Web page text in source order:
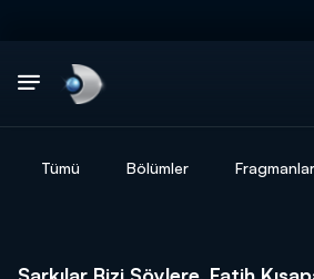
Tümü Bölümler Fragmanlar